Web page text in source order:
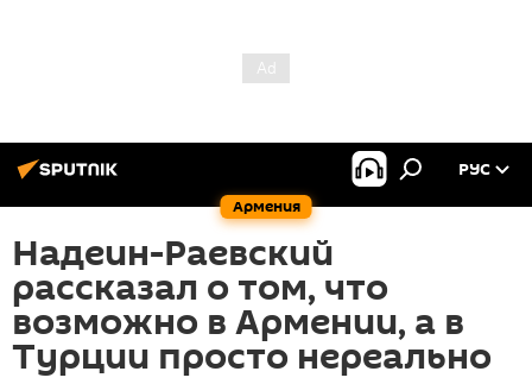
Армения
РУС
Надеин-Раевский
рассказал о том, что
возможно в Армении, а в
Турции просто нереально